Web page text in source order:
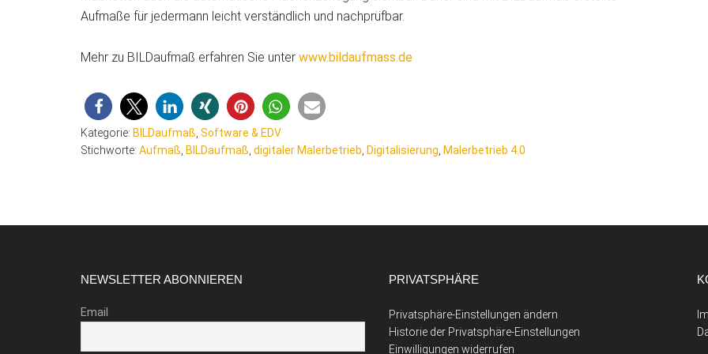
Aufmaße für jedermann leicht verständlich und nachprüfbar.
Mehr zu BILDaufmaß erfahren Sie unter www.bildaufmass.de
Kategorie: BILDaufmaß Software & EDV
Stichworte: Aufmaß BILDaufmaß digitaler Malerbetrieb Digitalisierung Malerbetrieb 4.0
NEWSLETTER ABONNIEREN
Email
PRIVATSPHÄRE
Privatsphäre-Einstellungen ändern
Historie der Privatsphäre-Einstellungen
Einwilligungen widerrufen